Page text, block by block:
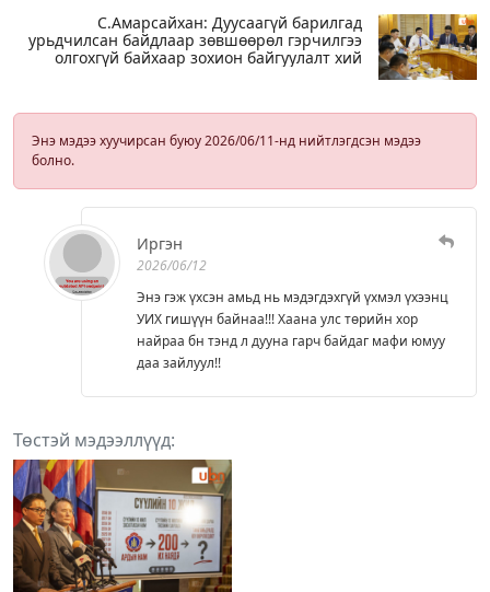
С.Амарсайхан: Дуусаагүй барилгад
урьдчилсан байдлаар зөвшөөрөл гэрчилгээ
олгохгүй байхаар зохион байгуулалт хий
Энэ мэдээ хуучирсан буюу 2026/06/11-нд нийтлэгдсэн мэдээ
болно.
Иргэн
2026/06/12
Энэ гэж үхсэн амьд нь мэдэгдэхгүй үхмэл үхээнц
УИХ гишүүн байнаа!!! Хаана улс төрийн хор
найраа бн тэнд л дууна гарч байдаг мафи юмуу
даа зайлуул!!
Төстэй мэдээллүүд: